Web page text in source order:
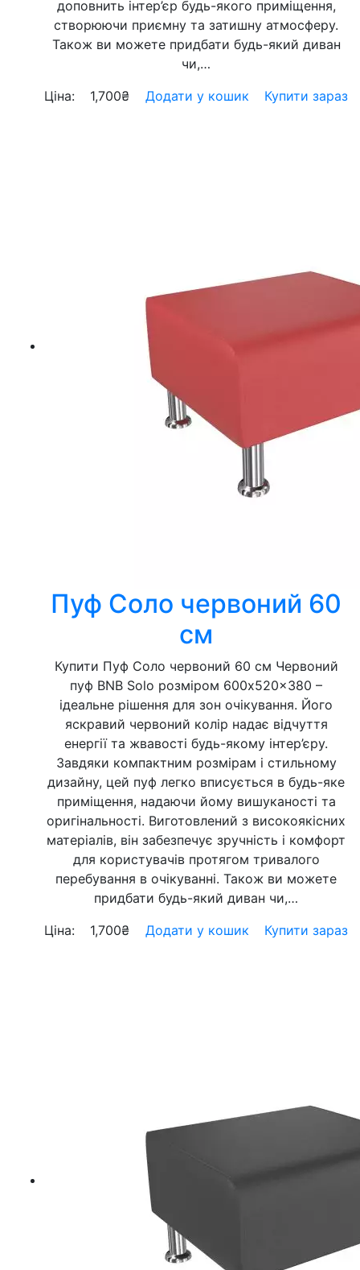
доповнить інтер’єр будь-якого приміщення,
створюючи приємну та затишну атмосферу.
Також ви можете придбати будь-який диван
чи,…
Ціна:
1,700₴ Додати у кошик Купити зараз
Пуф Соло червоний 60
см
Купити Пуф Соло червоний 60 см Червоний
пуф BNB Solo розміром 600x520x380 –
ідеальне рішення для зон очікування. Його
яскравий червоний колір надає відчуття
енергії та жвавості будь-якому інтер’єру.
Завдяки компактним розмірам і стильному
дизайну, цей пуф легко вписується в будь-яке
приміщення, надаючи йому вишуканості та
оригінальності. Виготовлений з високоякісних
матеріалів, він забезпечує зручність і комфорт
для користувачів протягом тривалого
перебування в очікуванні. Також ви можете
придбати будь-який диван чи,…
Ціна:
1,700₴ Додати у кошик Купити зараз